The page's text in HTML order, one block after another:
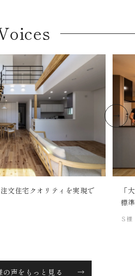
文住宅クオリティを実現で
「
標
Ｓ様
の声をもっと見る